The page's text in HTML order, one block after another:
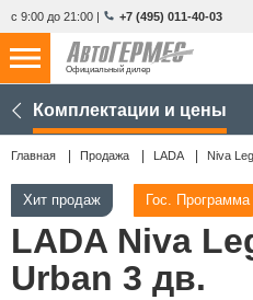
с 9:00 до 21:00 | +7 (495) 011-40-03
Официальный дилер
НОВЫЕ АВТОМОБИЛИ
С ПРОБЕГОМ 858 авто
СЕРВИС
УСЛУГИ
Главная Продажа LADA Niva
Хит продаж Гос. Программа
LADA Niva
Urban 3 дв.
Комплектации и цены